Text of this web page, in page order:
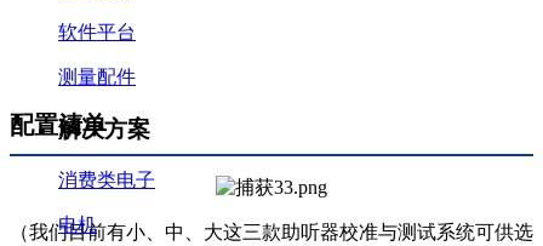
配置清单
（我们目前有小、中、大这三款助听器校准与测试系统可供选
软件平台
测量配件
解决方案
消费类电子
电机